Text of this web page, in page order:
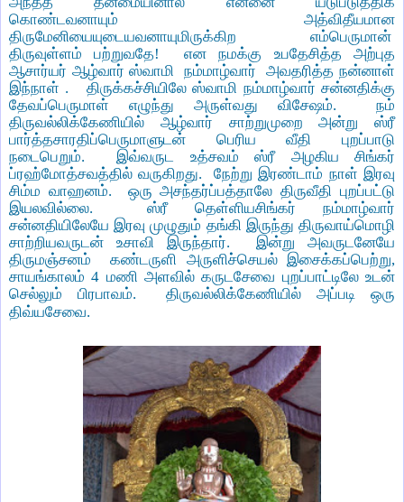
கொண்டவனாயும் அத்விதீயமான
திருமேனியையுடையவனாயுமிருக்கிற எம்பெருமான்
திருவுள்ளம் பற்றுவதே!
என நமக்கு உபதேசித்த அற்புத
ஆசார்யர் ஆழ்வார் ஸ்வாமி
நம்மாழ்வார்
அவதரித்த நன்னாள்
இந்நாள் .
திருக்கச்சியிலே ஸ்வாமி நம்மாழ்வார் சன்னதிக்கு
தேவப்பெருமாள் எழுந்து அருள்வது விசேஷம்.
நம்
திருவல்லிக்கேணியில் ஆழ்வார் சாற்றுமுறை அன்று ஸ்ரீ
பார்த்தசாரதிப்பெருமாளுடன் பெரிய வீதி புறப்பாடு
நடைபெறும்.
இவ்வருட உத்சவம் ஸ்ரீ அழகிய சிங்கர்
ப்ரஹ்மோத்சவத்தில் வருகிறது.
நேற்று இரண்டாம் நாள் இரவு
சிம்ம வாஹனம்.
ஒரு அசந்தர்ப்பத்தாலே திருவீதி புறப்பட்டு
இயலவில்லை.
ஸ்ரீ தெள்ளியசிங்கர் நம்மாழ்வார்
சன்னதியிலேயே இரவு முழுதும் தங்கி இருந்து திருவாய்மொழி
சாற்றியவருடன் உசாவி இருந்தார்.
இன்று அவருடனேயே
திருமஞ்சனம்
கண்டருளி அருளிச்செயல் இசைக்கப்பெற்று,
சாயங்காலம் 4 மணி அளவில் கருடசேவை புறப்பாட்டிலே உடன்
செல்லும் பிரபாவம்.
திருவல்லிக்கேணியில் அப்படி ஒரு
திவ்யசேவை.